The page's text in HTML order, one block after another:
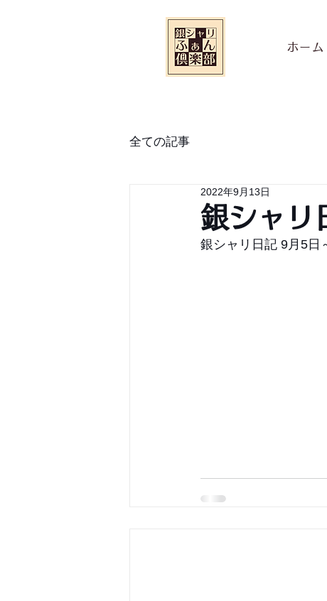
ホーム
全ての記事
銀シャリ
2022年9月13日
銀シャリ日記 9月5日